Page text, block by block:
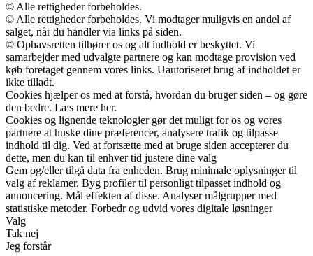
© Alle rettigheder forbeholdes.
© Alle rettigheder forbeholdes. Vi modtager muligvis en andel af
salget, når du handler via links på siden.
© Ophavsretten tilhører os og alt indhold er beskyttet. Vi
samarbejder med udvalgte partnere og kan modtage provision ved
køb foretaget gennem vores links. Uautoriseret brug af indholdet er
ikke tilladt.
Cookies hjælper os med at forstå, hvordan du bruger siden – og gøre
den bedre. Læs mere her.
Cookies og lignende teknologier gør det muligt for os og vores
partnere at huske dine præferencer, analysere trafik og tilpasse
indhold til dig. Ved at fortsætte med at bruge siden accepterer du
dette, men du kan til enhver tid justere dine valg
Gem og/eller tilgå data fra enheden. Brug minimale oplysninger til
valg af reklamer. Byg profiler til personligt tilpasset indhold og
annoncering. Mål effekten af disse. Analyser målgrupper med
statistiske metoder. Forbedr og udvid vores digitale løsninger
Valg
Tak nej
Jeg forstår